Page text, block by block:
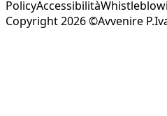
PolicyAccessibilità
Copyright 2026 ©Avvenire